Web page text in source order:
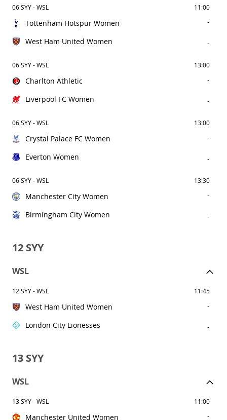
06 SYY - WSL 11:00
Tottenham Hotspur Women
West Ham United Women
-
-
06 SYY - WSL 13:00
Charlton Athletic
Liverpool FC Women
-
-
06 SYY - WSL 13:00
Crystal Palace FC Women
Everton Women
-
-
06 SYY - WSL 13:30
Manchester City Women
Birmingham City Women
-
-
12 SYY
WSL
12 SYY - WSL 11:45
West Ham United Women
London City Lionesses
-
-
13 SYY
WSL
13 SYY - WSL 11:00
Manchester United Women -